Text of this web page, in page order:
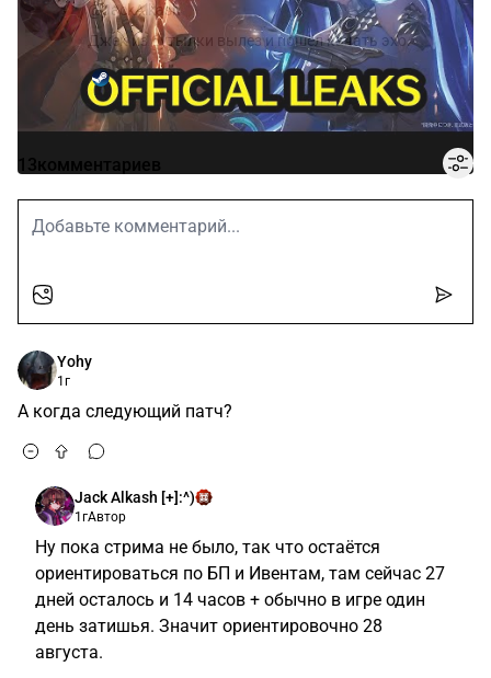
@JackAlkash
Джек из бутылки вылез и пошёл качать эхо.
13комментариев
Yohy
1г
А когда следующий патч?
Jack Alkash [+]:^)
1гАвтор
Ну пока стрима не было, так что остаётся
ориентироваться по БП и Ивентам, там сейчас 27
дней осталось и 14 часов + обычно в игре один
день затишья. Значит ориентировочно 28
августа.